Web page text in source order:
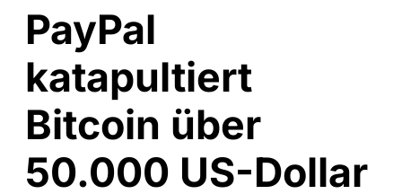
PayPal
katapultiert
Bitcoin über
50.000 US-Dollar